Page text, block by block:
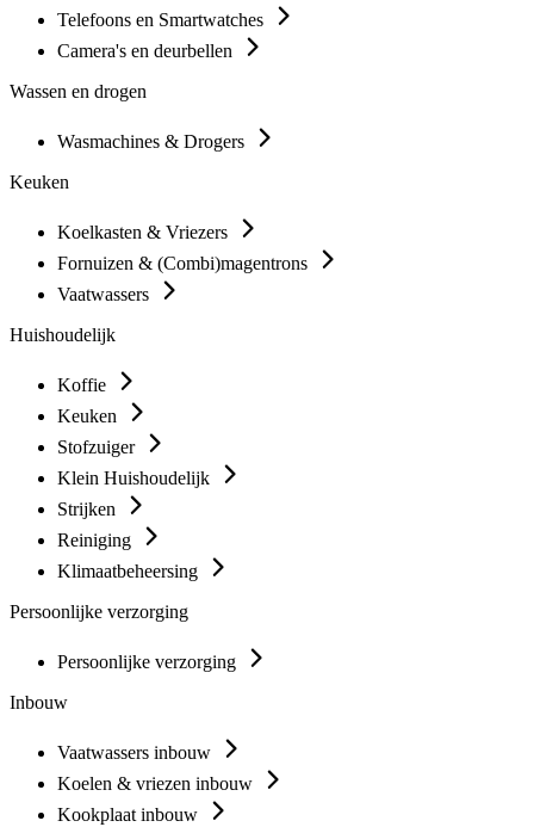
Telefoons en Smartwatches
Camera's en deurbellen
Wassen en drogen
Wasmachines & Drogers
Keuken
Koelkasten & Vriezers
Fornuizen & (Combi)magentrons
Vaatwassers
Huishoudelijk
Koffie
Keuken
Stofzuiger
Klein Huishoudelijk
Strijken
Reiniging
Klimaatbeheersing
Persoonlijke verzorging
Persoonlijke verzorging
Inbouw
Vaatwassers inbouw
Koelen & vriezen inbouw
Kookplaat inbouw